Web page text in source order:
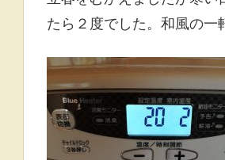
たら２度でした。和風の一